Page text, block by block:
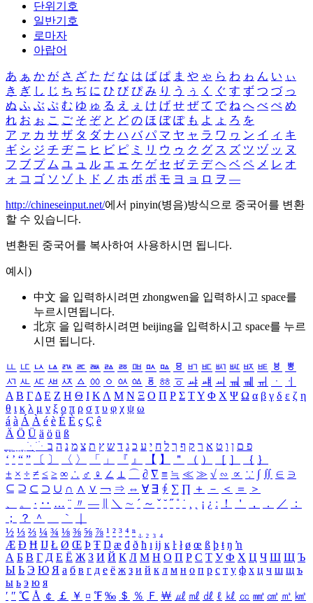
단위기호
일반기호
로마자
아랍어
あ ぁ か が さ ざ た だ な は ば ぱ ま や ゃ ら わ ゎ ん い ぃ
き ぎ し じ ち ぢ に ひ び ぴ み り う ぅ く ぐ す ず つ づ っ
ぬ ふ ぶ ぷ む ゆ ゅ る え ぇ け げ せ ぜ て で ね へ べ ぺ め
れ お ぉ こ ご そ ぞ と ど の ほ ぼ ぽ も よ ょ ろ を
ア ァ カ サ ザ タ ダ ナ ハ バ パ マ ヤ ャ ラ ワ ヮ ン イ ィ キ
ギ シ ジ チ ヂ ニ ヒ ビ ピ ミ リ ウ ゥ ク グ ス ズ ツ ヅ ッ ヌ
フ ブ プ ム ユ ュ ル エ ェ ケ ゲ セ ゼ テ デ ヘ ベ ペ メ レ オ
ォ コ ゴ ソ ゾ ト ド ノ ホ ボ ポ モ ヨ ョ ロ ヲ ―
http://chineseinput.net/에서 pinyin(병음)방식으로 중국어를 변환
할 수 있습니다.
변환된 중국어를 복사하여 사용하시면 됩니다.
예시)
中文 을 입력하시려면 zhongwen을 입력하시고 space를
누르시면됩니다.
北京 을 입력하시려면 beijing을 입력하시고 space를 누르
시면 됩니다.
ㅥ ㅦ ㅧ ㅨ ㅩ ㅪ ㅫ ㅬ ㅭ ㅮ ㅯ ㅰ ㅱ ㅲ ㅳ ㅴ ㅵ ㅶ ㅷ ㅸ
ㅹ
ㅺ ㅻ ㅼ ㅽ ㅾ ㅿ ㆀ ㆁ ㆂ ㆃ ㆄ ㆅ ㆆ ㆇ ㆈ ㆉ ㆊ ㆋ ㆌ ㆍ
ㆎ
Α Β ΓΔ Ε Ζ Η Θ Ι ΚΛ Μ Ν Ξ Ο Π Ρ Σ ΤΥ Φ Χ Ψ Ω α β γ δ ε ζ η
θ ι κ λ μ ν ξ ο π ρ σ τ υ φ χ ψ ω
á à Á À é è É È ç Ç ê
Ä Ö Ü ä ö ü ß
ִֶֹ ֻּ ׁׂ פ ם ן ו ט א ר ק ף ך ל ח י ע כ ג ד ש ץ ת צ מ נ ה ב
‘ ’ “ ” 〔 〕 〈 〉 「 」 『 』 【 】 ＂ （ ） ［ ］ ｛ ｝
± × ÷ ≠ ≤ ≥ ∞ ∴ ♂ ♀ ∠ ⊥ ⌒ ∂ ∇ ≡ ≒ ≪ ≫ √ ∽ ∝ ∵ ∫ ∬ ∈ ∋
⊆ ⊇ ⊂ ⊃ ∪ ∩ ∧ ∨ ￢ ⇒ ⇔ ∀ ∃ ∮ ∑ ∏ ＋ － ＜ ＝
＞
、
。 · ‥ … ¨ 〃 ― ＼ ∼ ´ ～ ˇ ˘ ˝ ˚ ˙ ¸ ¡ ¿ ː ！ ＇ ， ． ／
：
；
？ ＾ ｀
½ ⅓ ⅔ ¼ ¾ ⅛ ⅜ ⅝ ⅞ ¹ ² ³ ⁴ ⁿ ₁ ₂ ₃ ₄
Æ Ð Ħ Ĳ Ł Ø Œ Þ Ŧ Ŋ æ đ ð ħ ı ĳ ĸ ŀ ł ø œ ß þ ŧ ŋ ŉ
А Б В Г Д Е Ё Ж З И Й К Л М Н О П Р С Т У Ф Х Ц Ч Ш Щ Ъ
Ы Ь Э Ю Я а б в г д е ё ж з и й к л м н о п р с т у ф х ц ч ш щ ъ
ы ь э ю я
′ ″ ℃ Å ￠ ￡ ￥ ¤ ℉ ‰ ＄ ％ Ｆ ￦ ㎕ ㎖ ㎗ ℓ ㎘ ㏄ ㎣ ㎤ ㎥ ㎦